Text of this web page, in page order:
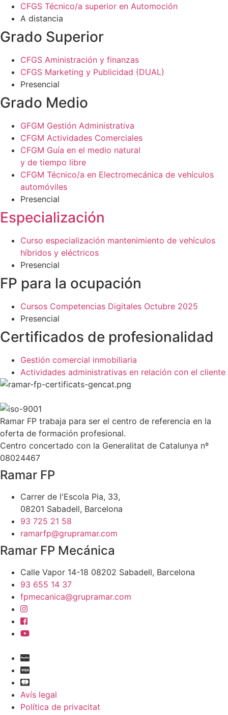
CFGS Técnico/a superior en Automoción
A distancia
Grado Superior
CFGS Aministración y finanzas
CFGS Marketing y Publicidad (DUAL)
Presencial
Grado Medio
GFGM Gestión Administrativa
CFGM Actividades Comerciales
CFGM Guía en el medio natural
y de tiempo libre
CFGM Técnico/a en Electromecánica de vehículos
automóviles
Presencial
Especialización
Curso especialización mantenimiento de vehículos
híbridos y eléctricos
Presencial
FP para la ocupación
Cursos Competencias Digitales Octubre 2025
Presencial
Certificados de profesionalidad
Gestión comercial inmobiliaria
Actividades administrativas en relación con el cliente
Ramar FP trabaja para ser el centro de referencia en la
oferta de formación profesional.
Centro concertado con la Generalitat de Catalunya nº
08024467
Ramar FP
Carrer de l'Escola Pia, 33,
08201 Sabadell, Barcelona
93 725 21 58
ramarfp@grupramar.com
Ramar FP Mecánica
Calle Vapor 14-18 08202 Sabadell, Barcelona
93 655 14 37
fpmecanica@grupramar.com
Avís legal
Política de privacitat